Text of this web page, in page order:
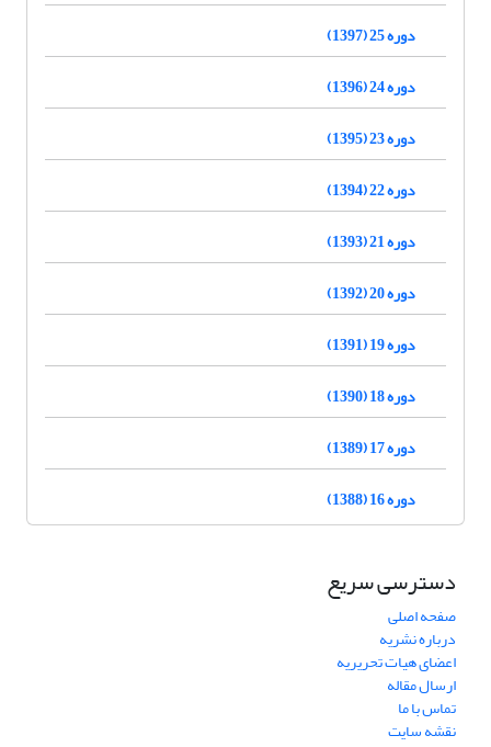
دوره 25 (1397)
دوره 24 (1396)
دوره 23 (1395)
دوره 22 (1394)
دوره 21 (1393)
دوره 20 (1392)
دوره 19 (1391)
دوره 18 (1390)
دوره 17 (1389)
دوره 16 (1388)
دسترسی سریع
صفحه اصلی
درباره نشریه
اعضای هیات تحریریه
ارسال مقاله
تماس با ما
نقشه سایت